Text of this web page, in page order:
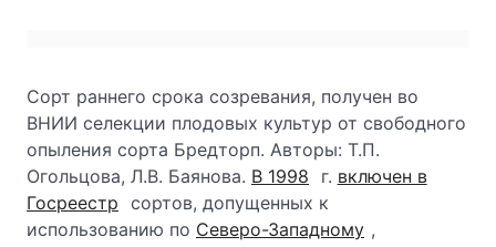
Сорт раннего срока созревания, получен во
ВНИИ селекции плодовых культур от свободного
опыления сорта Бредторп. Авторы: Т.П.
Огольцова, Л.В. Баянова. В 1998 г. включен в
Госреестр сортов, допущенных к
использованию по Северо-Западному ,